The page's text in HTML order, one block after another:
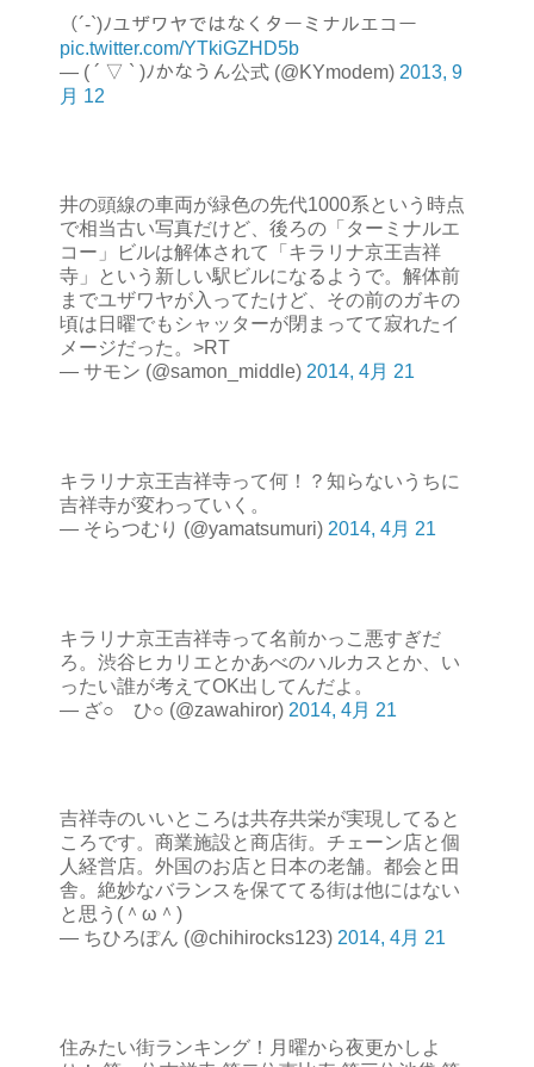
（´‐`)ﾉユザワヤではなくターミナルエコー
pic.twitter.com/YTkiGZHD5b
— ( ´ ▽ ` )ﾉかなうん公式 (@KYmodem) 2013, 9
月 12
井の頭線の車両が緑色の先代1000系という時点
で相当古い写真だけど、後ろの「ターミナルエ
コー」ビルは解体されて「キラリナ京王吉祥
寺」という新しい駅ビルになるようで。解体前
までユザワヤが入ってたけど、その前のガキの
頃は日曜でもシャッターが閉まってて寂れたイ
メージだった。>RT
— サモン (@samon_middle) 2014, 4月 21
キラリナ京王吉祥寺って何！？知らないうちに
吉祥寺が変わっていく。
— そらつむり (@yamatsumuri) 2014, 4月 21
キラリナ京王吉祥寺って名前かっこ悪すぎだ
ろ。渋谷ヒカリエとかあべのハルカスとか、い
ったい誰が考えてOK出してんだよ。
— ざ○ ひ○ (@zawahiror) 2014, 4月 21
吉祥寺のいいところは共存共栄が実現してると
ころです。商業施設と商店街。チェーン店と個
人経営店。外国のお店と日本の老舗。都会と田
舎。絶妙なバランスを保ててる街は他にはない
と思う(＾ω＾)
— ちひろぽん (@chihirocks123) 2014, 4月 21
住みたい街ランキング！月曜から夜更かしよ